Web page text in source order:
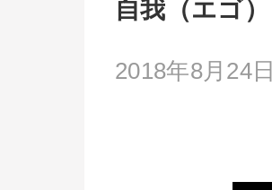
自我（エゴ
2018年8月24